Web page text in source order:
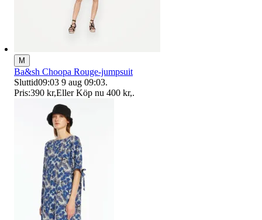
M
Ba&sh Choopa Rouge-jumpsuit
Sluttid09:03 9 aug 09:03.
Pris:390 kr,Eller Köp nu 400 kr,.